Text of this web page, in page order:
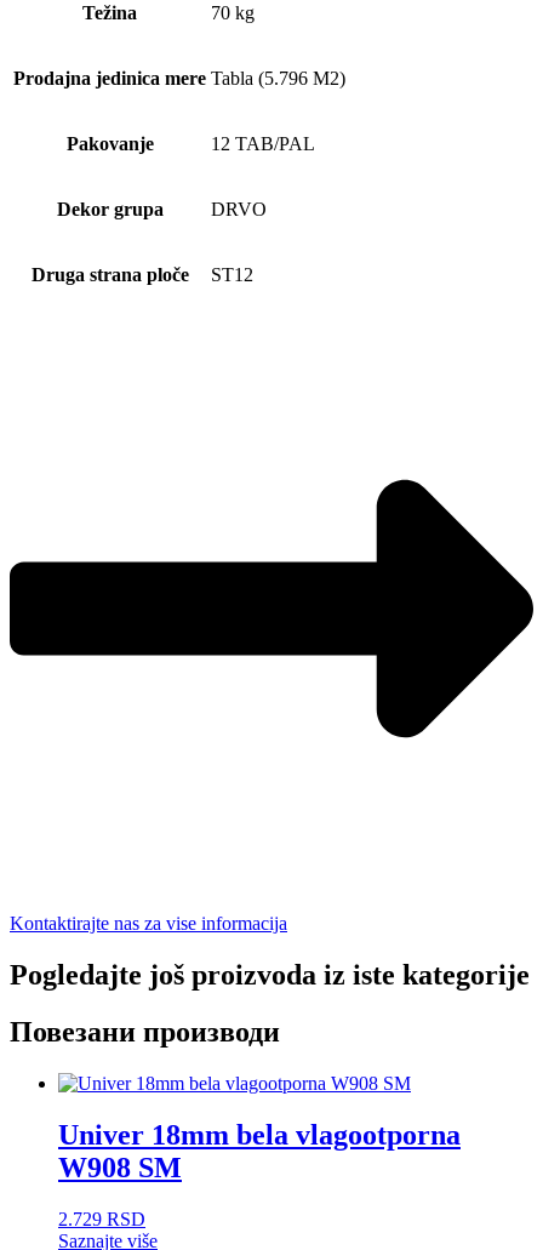
Težina 70 kg
Prodajna jedinica mere Tabla (5.796 M2)
Pakovanje 12 TAB/PAL
Dekor grupa DRVO
Druga strana ploče ST12
Kontaktirajte nas za vise informacija
Pogledajte još proizvoda iz iste kategorije
Повезани производи
Univer 18mm bela vlagootporna
W908 SM
2.729 RSD
Saznajte više